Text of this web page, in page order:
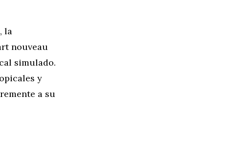
la
nouveau
simulado.
y
a su